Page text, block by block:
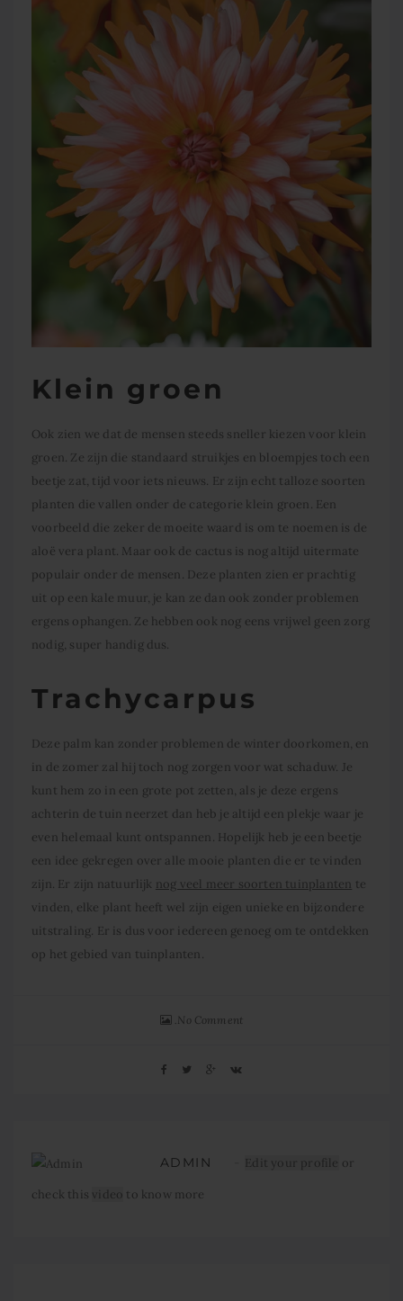
Klein groen
Ook zien we dat de mensen steeds sneller kiezen voor klein
groen. Ze zijn die standaard struikjes en bloempjes toch een
beetje zat, tijd voor iets nieuws. Er zijn echt talloze soorten
planten die vallen onder de categorie klein groen. Een
voorbeeld die zeker de moeite waard is om te noemen is de
aloë vera plant. Maar ook de cactus is nog altijd uitermate
populair onder de mensen. Deze planten zien er prachtig
uit op een kale muur, je kan ze dan ook zonder problemen
ergens ophangen. Ze hebben ook nog eens vrijwel geen zorg
nodig, super handig dus.
Trachycarpus
Deze palm kan zonder problemen de winter doorkomen, en
in de zomer zal hij toch nog zorgen voor wat schaduw. Je
kunt hem zo in een grote pot zetten, als je deze ergens
achterin de tuin neerzet dan heb je altijd een plekje waar je
even helemaal kunt ontspannen. Hopelijk heb je een beetje
een idee gekregen over alle mooie planten die er te vinden
zijn. Er zijn natuurlijk nog veel meer soorten tuinplanten te
vinden, elke plant heeft wel zijn eigen unieke en bijzondere
uitstraling. Er is dus voor iedereen genoeg om te ontdekken
op het gebied van tuinplanten.
No Comment
ADMIN Edit your profile or
check this video to know more